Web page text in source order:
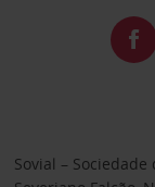
Sovial –